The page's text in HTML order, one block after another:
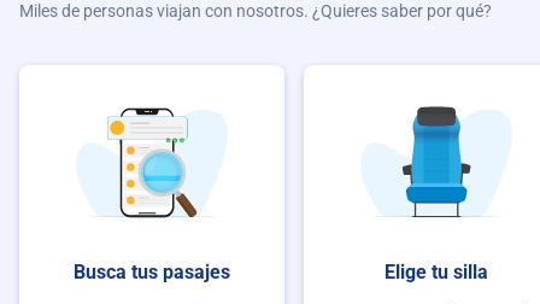
Miles de personas viajan con nosotros. ¿Quieres saber por qué?
Busca tus pasajes Elige tu silla